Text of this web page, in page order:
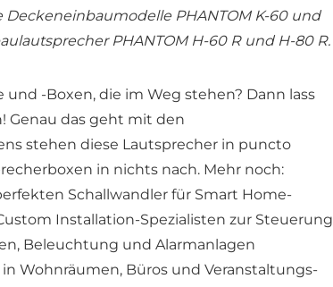
PHANTOM K-60 und
PHANTOM H-60 R und H-80 R.
-Boxen, die im Weg stehen? Dann lass
Genau das geht mit den
stehen diese Lautsprecher in puncto
in nichts nach. Mehr noch:
Schallwandler für Smart Home-
Installation-Spezialisten zur Steuerung
Beleuchtung und Alarmanlagen
Wohnräumen, Büros und Veranstaltungs-